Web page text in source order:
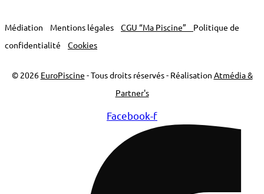
Médiation Mentions légales CGU “Ma Piscine” Politique de
confidentialité
Cookies
© 2026 EuroPiscine - Tous droits réservés - Réalisation Atmédia &
Partner's
Facebook-f